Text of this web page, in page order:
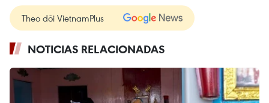
Theo dõi VietnamPlus
NOTICIAS RELACIONADAS